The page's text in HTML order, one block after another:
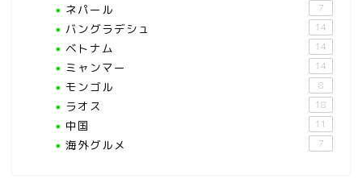
ネパール 7
バングラデシュ 14
ベトナム 14
ミャンマー 14
モンゴル 8
ラオス 18
中国 11
海外グルメ 7